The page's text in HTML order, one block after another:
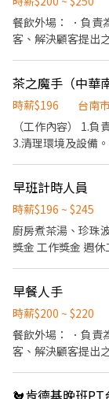
餐飲外場： ．負責
客、解決顧客提出
負責結帳、收銀等
前與烹飪中之準備
切各種食材。 ．
所需要的食材。 ．
茶之魔手（中華
時薪$196
台南
（工作內容） 1.
3.清理環境及設備
段： 日班/晚班，日班
（南區） 中華南店
條件 具備駕照：
課表排班
早班計時人員
時薪$196 ~ $245
廚房煮茶湯、珍珠波
獎金
早餐人手
時薪$200 ~ $220
餐飲外場： ．負責
客、解決顧客提出